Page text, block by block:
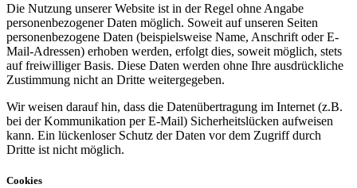
Die Nutzung unserer Website ist in der Regel ohne Angabe
personenbezogener Daten möglich. Soweit auf unseren Seiten
personenbezogene Daten (beispielsweise Name, Anschrift oder E-
Mail-Adressen) erhoben werden, erfolgt dies, soweit möglich, stets
auf freiwilliger Basis. Diese Daten werden ohne Ihre ausdrückliche
Zustimmung nicht an Dritte weitergegeben.
Wir weisen darauf hin, dass die Datenübertragung im Internet (z.B.
bei der Kommunikation per E-Mail) Sicherheitslücken aufweisen
kann. Ein lückenloser Schutz der Daten vor dem Zugriff durch
Dritte ist nicht möglich.
Cookies